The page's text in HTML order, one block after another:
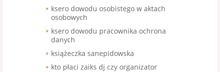
ksero dowodu osobistego w aktach
osobowych
ksero dowodu pracownika ochrona
danych
książeczka sanepidowska
kto płaci zaiks dj czy organizator